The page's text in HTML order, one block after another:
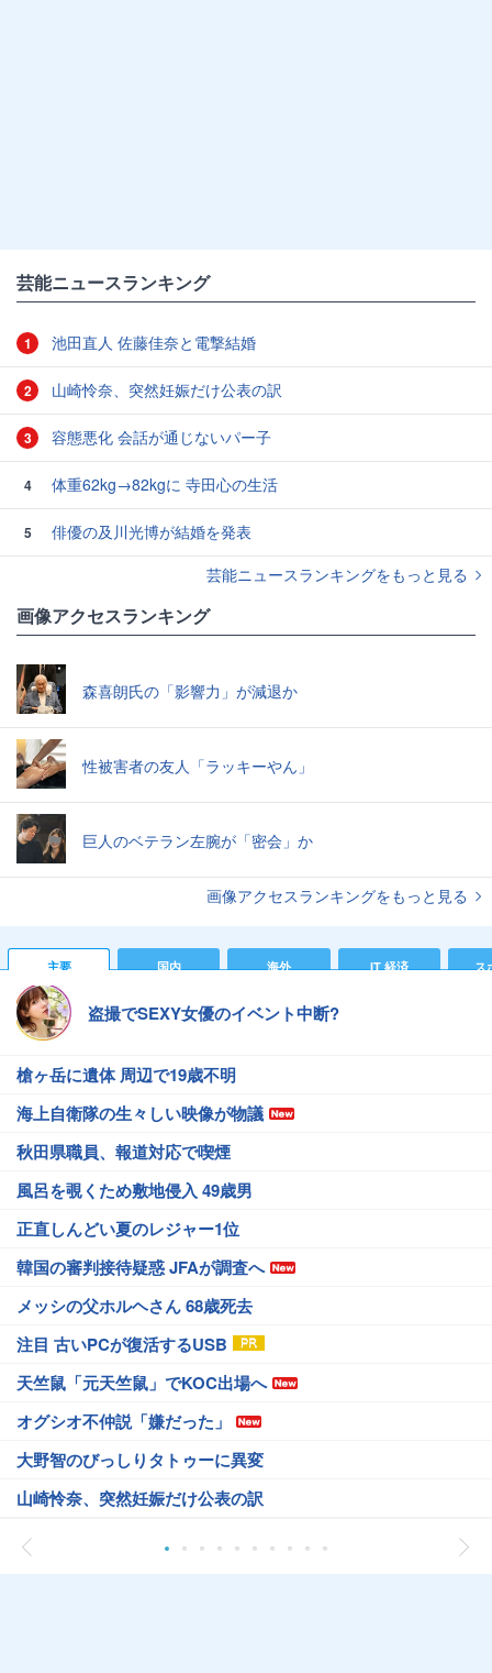
芸能ニュースランキング
1 池田直人 佐藤佳奈と電撃結婚
2 山崎怜奈、突然妊娠だけ公表の訳
3 容態悪化 会話が通じないパー子
4 体重62kg→82kgに 寺田心の生活
5
俳優の及川光博が結婚を発表
芸能ニュースランキングをもっと見る
画像アクセスランキング
森喜朗氏の「影響力」が減退か
性被害者の友人「ラッキーやん」
巨人のベテラン左腕が「密会」か
画像アクセスランキングをもっと見る
主要 国内 海外 IT 経済 ス
盗撮でSEXY女優のイベント中断?
槍ヶ岳に遺体 周辺で19歳不明
海上自衛隊の生々しい映像が物議
秋田県職員、報道対応で喫煙
風呂を覗くため敷地侵入 49歳男
正直しんどい夏のレジャー1位
韓国の審判接待疑惑 JFAが調査へ
メッシの父ホルヘさん 68歳死去
注目 古いPCが復活するUSB
天竺鼠「元天竺鼠」でKOC出場へ
オグシオ不仲説「嫌だった」
大野智のびっしりタトゥーに異変
山崎怜奈、突然妊娠だけ公表の訳